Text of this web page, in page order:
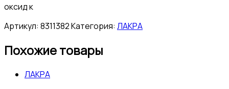
оксид к
Артикул: 8311382Категория: ЛАКРА
Похожие товары
ЛАКРА